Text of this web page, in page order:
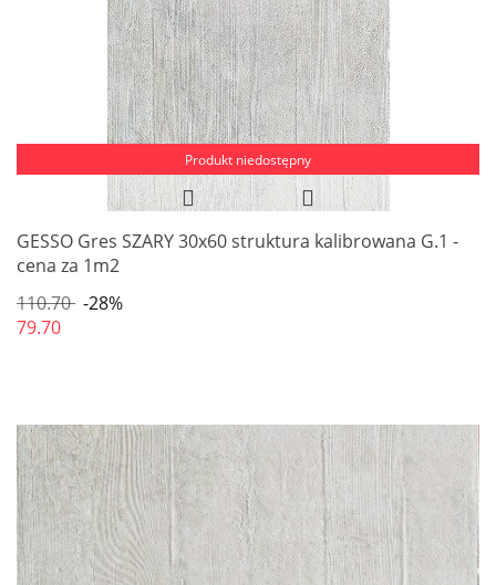
Produkt niedostępny
GESSO Gres SZARY 30x60 struktura kalibrowana G.1 -
cena za 1m2
110.70 -28%
79.70